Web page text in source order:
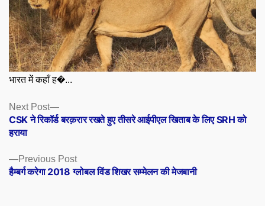
भारत में कहाँ ह�...
Posts
navigation
Previous PostPrevious
post:
हैम्बर्ग करेगा 2018 ग्लोबल विंड शिखर सम्मेलन की मेजबानी
Next Post
Next
post:
CSK ने रिकॉर्ड बरक़रार रखते हुए तीसरे आईपीएल खिताब के लिए SRH को
हराया